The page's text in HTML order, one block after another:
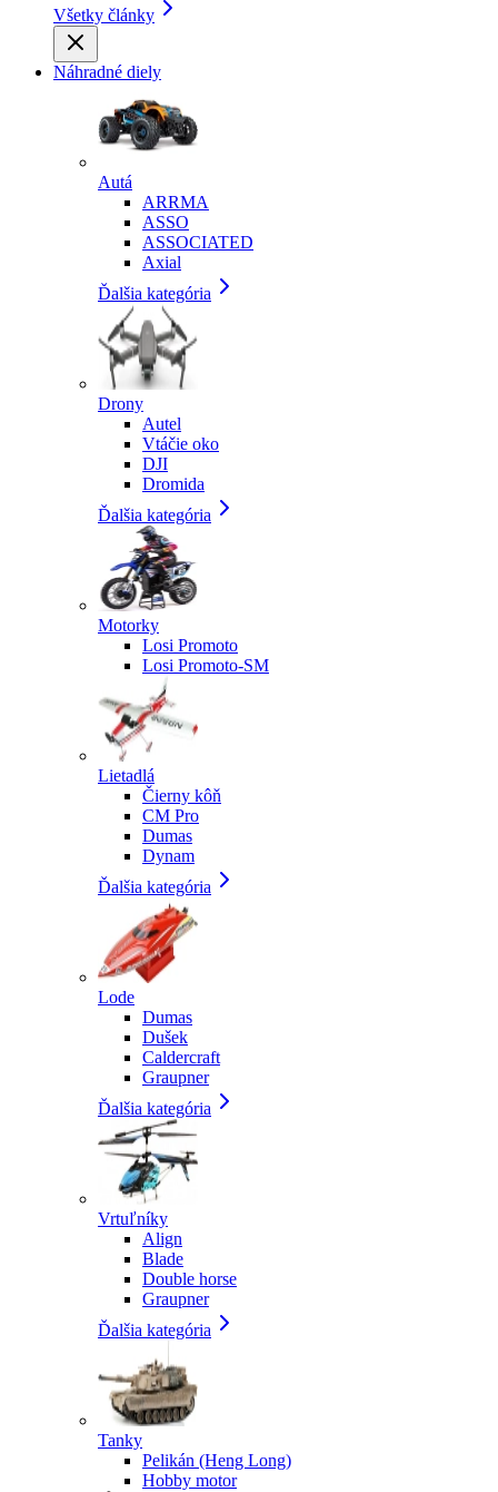
Všetky články
Náhradné diely
Autá
ARRMA
ASSO
ASSOCIATED
Axial
Ďalšia kategória
Drony
Autel
Vtáčie oko
DJI
Dromida
Ďalšia kategória
Motorky
Losi Promoto
Losi Promoto-SM
Lietadlá
Čierny kôň
CM Pro
Dumas
Dynam
Ďalšia kategória
Lode
Dumas
Dušek
Caldercraft
Graupner
Ďalšia kategória
Vrtuľníky
Align
Blade
Double horse
Graupner
Ďalšia kategória
Tanky
Pelikán (Heng Long)
Hobby motor